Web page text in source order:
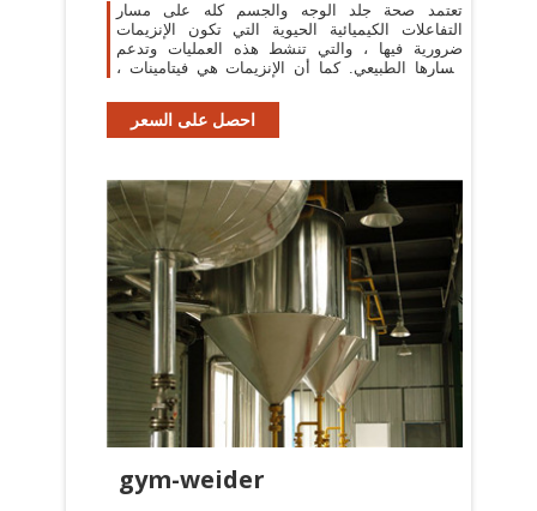
تعتمد صحة جلد الوجه والجسم كله على مسار
التفاعلات الكيميائية الحيوية التي تكون الإنزيمات
ضرورية فيها ، والتي تنشط هذه العمليات وتدعم
مسارها الطبيعي. كما أن الإنزيمات هي فيتامينات ،
احصل على السعر
gym-weider